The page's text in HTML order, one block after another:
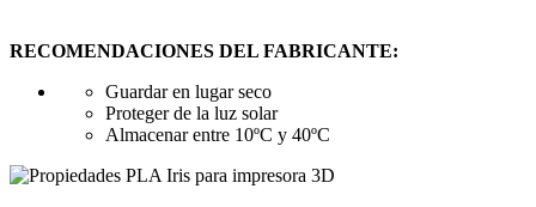
RECOMENDACIONES DEL FABRICANTE:
Guardar en lugar seco
Proteger de la luz solar
Almacenar entre 10ºC y 40ºC